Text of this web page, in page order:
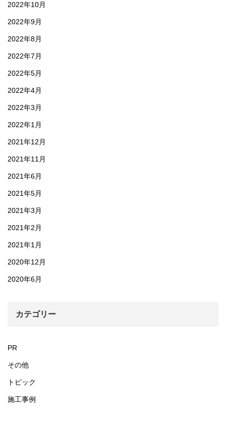
2022年10月
2022年9月
2022年8月
2022年7月
2022年5月
2022年4月
2022年3月
2022年1月
2021年12月
2021年11月
2021年6月
2021年5月
2021年3月
2021年2月
2021年1月
2020年12月
2020年6月
カテゴリー
PR
その他
トピック
施工事例